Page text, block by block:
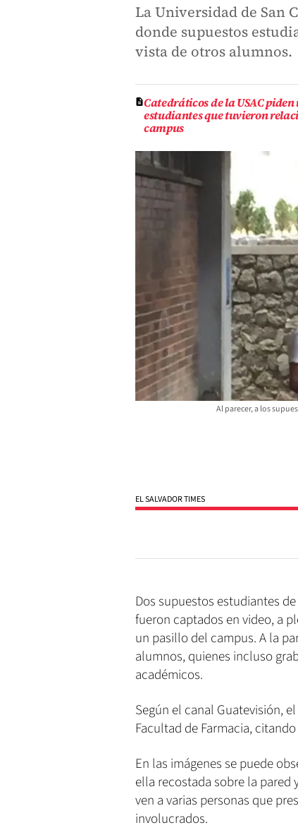
La Universidad de San
donde supuestos
vista de otros alumnos.
Catedráticos de la USAC
estudiantes que tuvieron
campus
Al parecer, a los
EL SALVADOR TIMES
Dos supuestos estudiantes
fueron captados en video, a
un pasillo del campus. A la
alumnos, quienes incluso
académicos.
Según el canal Guatevisión,
Facultad de Farmacia,
En las imágenes se puede
ella recostada sobre la pared
ven a varias personas que
involucrados.